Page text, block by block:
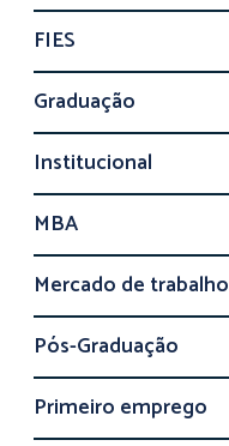
FIES
Graduação
Institucional
MBA
Mercado de trabalho
Pós-Graduação
Primeiro emprego